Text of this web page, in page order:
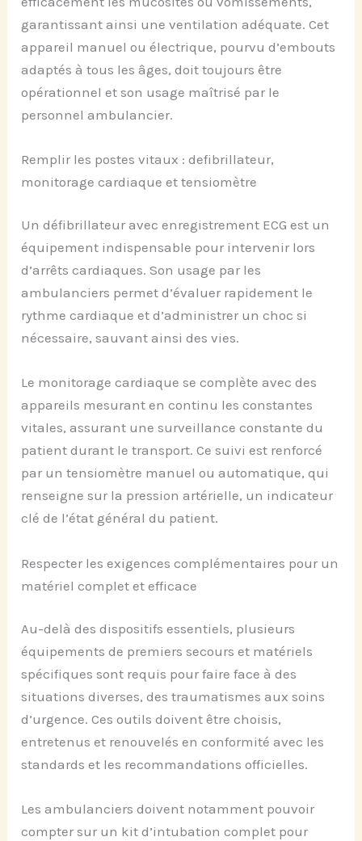
garantissant ainsi une ventilation adéquate. Cet
appareil manuel ou électrique, pourvu d’embouts
adaptés à tous les âges, doit toujours être
opérationnel et son usage maîtrisé par le
personnel ambulancier.
Remplir les postes vitaux : defibrillateur,
monitorage cardiaque et tensiomètre
Un défibrillateur avec enregistrement ECG est un
équipement indispensable pour intervenir lors
d’arrêts cardiaques. Son usage par les
ambulanciers permet d’évaluer rapidement le
rythme cardiaque et d’administrer un choc si
nécessaire, sauvant ainsi des vies.
Le monitorage cardiaque se complète avec des
appareils mesurant en continu les constantes
vitales, assurant une surveillance constante du
patient durant le transport. Ce suivi est renforcé
par un tensiomètre manuel ou automatique, qui
renseigne sur la pression artérielle, un indicateur
clé de l’état général du patient.
Respecter les exigences complémentaires pour un
matériel complet et efficace
Au-delà des dispositifs essentiels, plusieurs
équipements de premiers secours et matériels
spécifiques sont requis pour faire face à des
situations diverses, des traumatismes aux soins
d’urgence. Ces outils doivent être choisis,
entretenus et renouvelés en conformité avec les
standards et les recommandations officielles.
Les ambulanciers doivent notamment pouvoir
compter sur un kit d’intubation complet pour